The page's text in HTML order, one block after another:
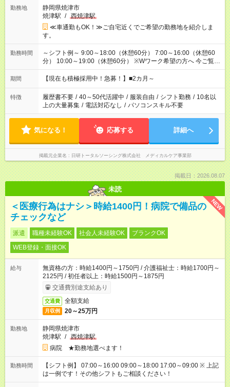
勤務地
静岡県焼津市
焼津駅 / 西焼津駅
≪車通勤もOK！≫ご自宅近くでご希望の勤務地を紹介しま
す。
勤務時間
～シフト例～ 9:00～18:00（休憩60分） 7:00～16:00（休憩60
分） 10:00～19:00（休憩60分） ※Wワーク希望の方へ 今ご覧の
お仕事で希望する勤務時間と、もう1つのお仕事の勤務時間の合
計が 週40時間を超えなければOKです。
期間 【現在も積極採用中！急募！】■2カ月～
特徴 履歴書不要 / 40～50代活躍中 / 服装自由 / シフト勤務 / 10名以
上の大量募集 / 電話対応なし / パソコンスキル不要
気になる！ 応募する 詳細へ
掲載元企業名 日研トータルソーシング株式会社 メディカルケア事業部
掲載日：2026.08.07
未読
NEW
＜医療行為はナシ＞時給1400円！病院で備品の
チェックなど
派遣 職種未経験OK 社会人未経験OK
ブランクOK
WEB登録・面接OK
給与
無資格の方：時給1400円～1750円 / 介護福祉士：時給1700円～
2125円 / 初任者以上：時給1500円～1875円
交通費別途支給あり
交通費 全額支給
月収例 20～25万円
勤務地
静岡県焼津市
焼津駅 / 西焼津駅
病院 ★勤務地選べます！
勤務時間
【シフト例】 07:00～16:00 09:00～18:00 17:00～09:00 ※ 上記
は一例です！その他シフトもご相談ください！